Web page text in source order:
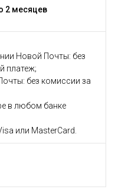
2 месяцев
Новой Почты: без
платеж;
без комиссии за
в любом банке
или MasterCard.